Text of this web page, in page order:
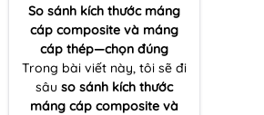
So sánh kích thước máng
cáp composite và máng
cáp thép—chọn đúng
Trong bài viết này, tôi sẽ đi
sâu so sánh kích thước
máng cáp composite và